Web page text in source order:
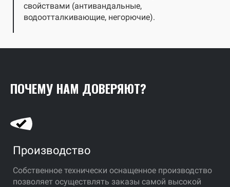
свойствами (антивандальные,
водоотталкивающие, негорючие).
ПОЧЕМУ НАМ ДОВЕРЯЮТ?
Производство
Собственное технически оснащенное производство
позволяет осуществлять заказы самой высокой